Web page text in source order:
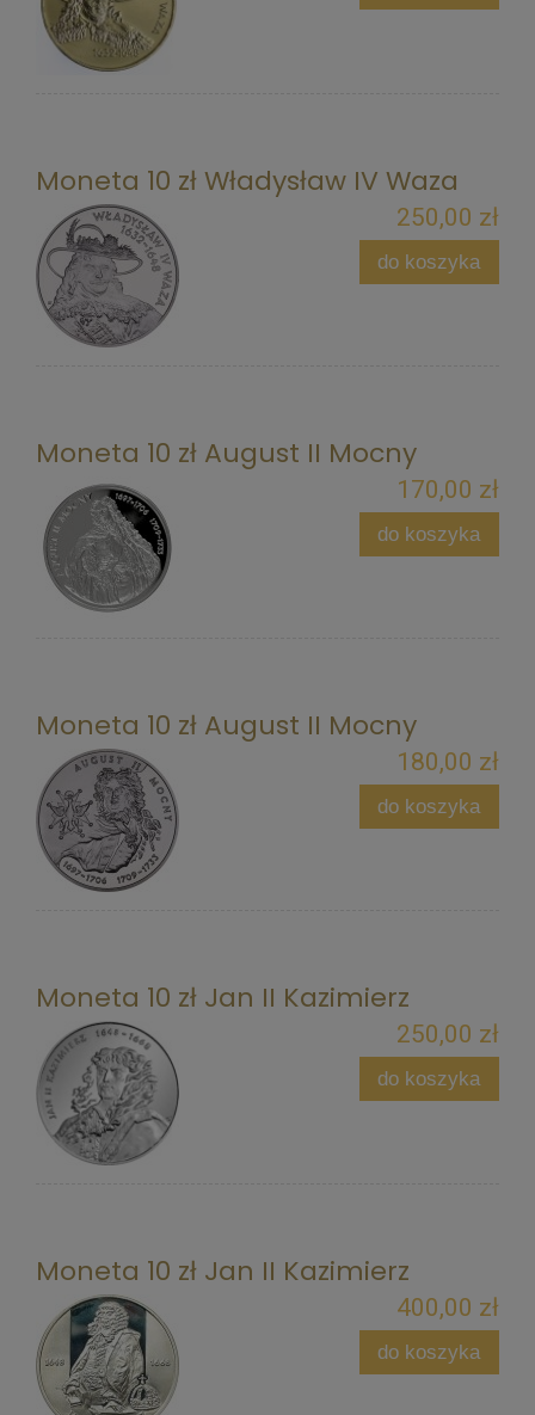
Moneta 10 zł Władysław IV Waza
250,00 zł
do koszyka
Moneta 10 zł August II Mocny
170,00 zł
do koszyka
Moneta 10 zł August II Mocny
180,00 zł
do koszyka
Moneta 10 zł Jan II Kazimierz
250,00 zł
do koszyka
Moneta 10 zł Jan II Kazimierz
400,00 zł
do koszyka